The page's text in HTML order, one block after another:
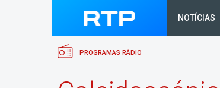
NOTÍCIAS
PROGRAMAS RÁDIO